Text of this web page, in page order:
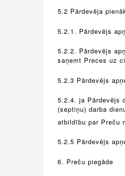
5.2 Pārdevēja
5.2.1. Pārdevējs
5.2.2. Pārdevējs
saņemt Preces uz
5.2.3 Pārdevējs
5.2.4. ja Pārdevējs
(septiņu) darba
atbildību par Preču
5.2.5 Pārdevējs
6. Preču piegāde